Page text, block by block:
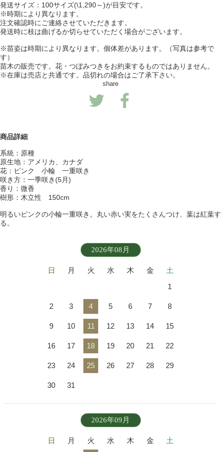
発送サイズ：100サイズ(\1,290～)が目安です。
※時期により異なります。
注文確認時にご連絡させていただきます。
発送時に枝は曲げるか切らせていただく場合がございます。
※苗姿は時期により異なります。個体差があります。（写真は参考で
す）
苗木の販売です。花・つぼみつきをお約束するものではありません。
※在庫は売店と共通です。品切れの場合はご了承下さい。
share
商品詳細
系統：原種
原生地：アメリカ、カナダ
花：ピンク 小輪 一重咲き
咲き方：一季咲き(5月)
香り：微香
樹形：木立性 150cm
明るいピンクの小輪一重咲き。丸い赤い実をたくさんつけ、葉は紅葉す
る。
2026年08月
日 月 火 水 木 金
土
1
2 3 4 5 6 7 8
9 10 11 12 13 14 15
16 17 18 19 20 21 22
23 24 25 26 27 28 29
30 31
2026年09月
日 月 火 水 木 金
土